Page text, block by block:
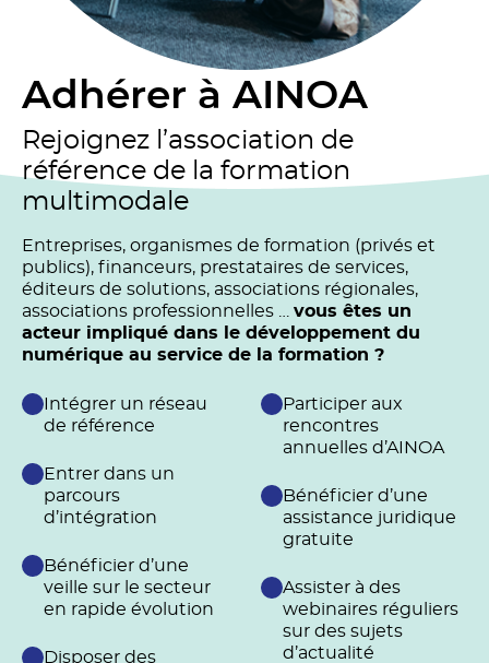
Adhérer à AINOA
Rejoignez l’association de
référence de la formation
multimodale
Entreprises, organismes de formation (privés et
publics), financeurs, prestataires de services,
éditeurs de solutions, associations régionales,
associations professionnelles … vous êtes un
acteur impliqué dans le développement du
numérique au service de la formation ?
Intégrer un réseau
de référence
Entrer dans un
parcours
d’intégration
Bénéficier d’une
veille sur le secteur
en rapide évolution
Disposer des
Participer aux
rencontres
annuelles d’AINOA
Bénéficier d’une
assistance juridique
gratuite
Assister à des
webinaires réguliers
sur des sujets
d’actualité